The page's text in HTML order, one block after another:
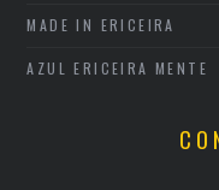
MADE IN ERICEIRA
AZUL ERICEIRA MENTE